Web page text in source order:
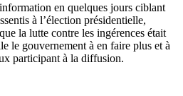
en quelques jours ciblant
à l’élection présidentielle,
la lutte contre les ingérences était
le gouvernement à en faire plus et à
participant à la diffusion.